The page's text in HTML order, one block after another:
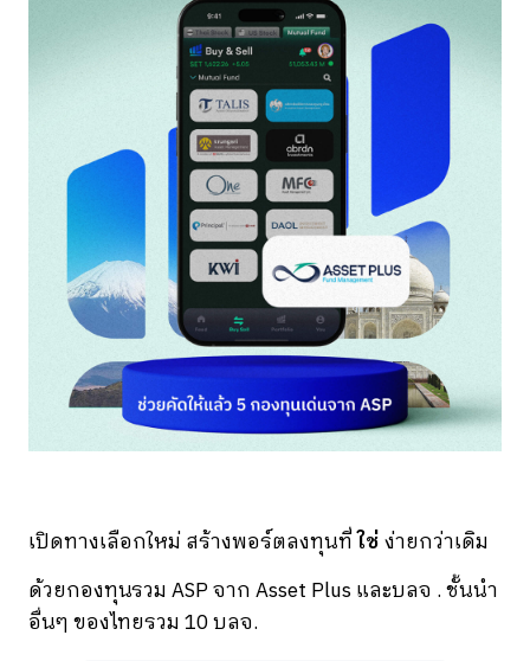
เปิดทางเลือกใหม่ สร้างพอร์ตลงทุนที่ใช่ง่ายกว่าเดิม
ด้วยกองทุนรวม ASP จาก Asset Plus และบลจ . ชั้นนำ
อื่นๆ ของไทยรวม 10 บลจ.